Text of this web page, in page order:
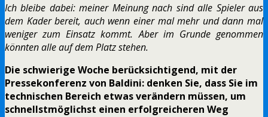
Ich bleibe dabei: meiner Meinung nach sind alle Spieler aus
dem Kader bereit, auch wenn einer mal mehr und dann mal
weniger zum Einsatz kommt. Aber im Grunde genommen
könnten alle auf dem Platz stehen.
Die schwierige Woche berücksichtigend, mit der
Pressekonferenz von Baldini: denken Sie, dass Sie im
technischen Bereich etwas verändern müssen, um
schnellstmöglichst einen erfolgreicheren Weg